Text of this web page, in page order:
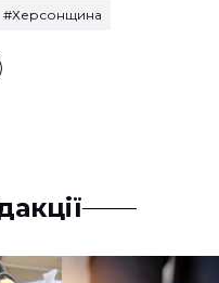
#Херсонщина